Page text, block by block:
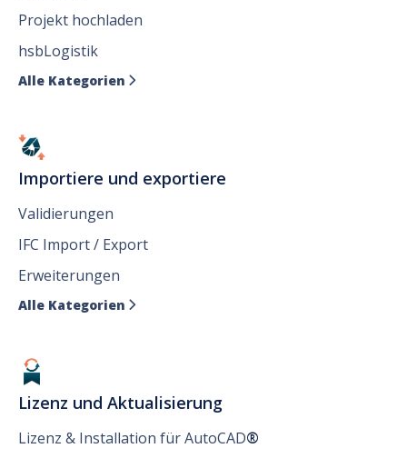
Projekt hochladen
hsbLogistik
Alle Kategorien 
Importiere und exportiere
Validierungen
IFC Import / Export
Erweiterungen
Alle Kategorien 
Lizenz und Aktualisierung
Lizenz & Installation für AutoCAD®